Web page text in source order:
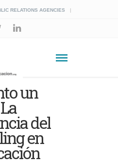
RELATIONS AGENCIES
un
del
en